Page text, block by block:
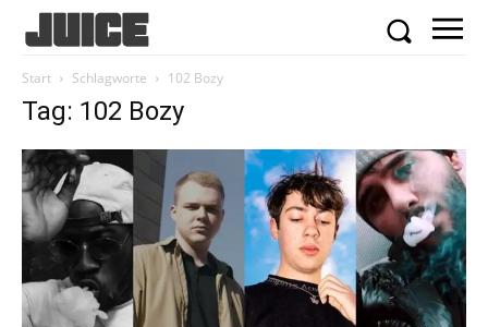
Start Schlagworte 102 Bozy
Tag: 102 Bozy